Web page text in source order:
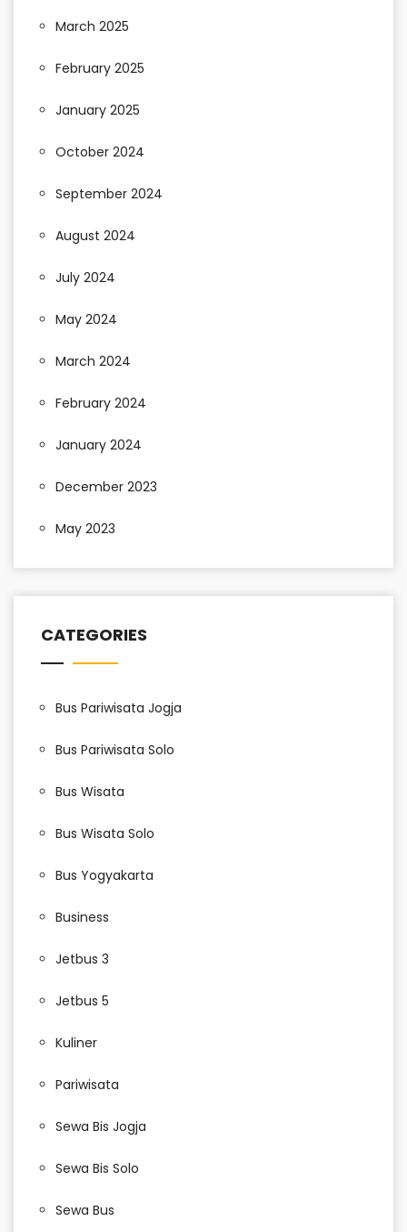
March 2025
February 2025
January 2025
October 2024
September 2024
August 2024
July 2024
May 2024
March 2024
February 2024
January 2024
December 2023
May 2023
CATEGORIES
Bus Pariwisata Jogja
Bus Pariwisata Solo
Bus Wisata
Bus Wisata Solo
Bus Yogyakarta
Business
Jetbus 3
Jetbus 5
Kuliner
Pariwisata
Sewa Bis Jogja
Sewa Bis Solo
Sewa Bus